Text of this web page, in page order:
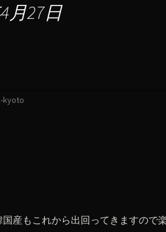
月27日
kyoto
産もこれから出回ってきますので